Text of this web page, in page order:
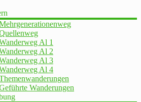
Al 1
Al 2
Al 3
Al 4
Wanderungen